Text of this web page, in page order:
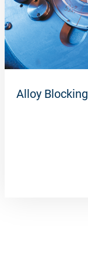
Alloy Blocking